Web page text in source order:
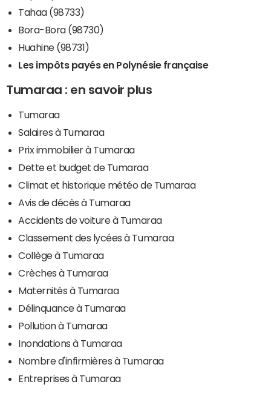
Tahaa (98733)
Bora-Bora (98730)
Huahine (98731)
Les impôts payés en Polynésie française
Tumaraa : en savoir plus
Tumaraa
Salaires à Tumaraa
Prix immobilier à Tumaraa
Dette et budget de Tumaraa
Climat et historique météo de Tumaraa
Avis de décès à Tumaraa
Accidents de voiture à Tumaraa
Classement des lycées à Tumaraa
Collège à Tumaraa
Crèches à Tumaraa
Maternités à Tumaraa
Délinquance à Tumaraa
Pollution à Tumaraa
Inondations à Tumaraa
Nombre d'infirmières à Tumaraa
Entreprises à Tumaraa